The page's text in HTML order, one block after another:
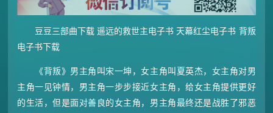
豆豆三部曲下载 遥远的救世主电子书 天幕红尘电子书 背叛
电子书下载
《背叛》男主角叫宋一坤，女主角叫夏英杰，女主角对男
主角一见钟情，男主角一步步接近女主角，给女主角提供更好
的生活，但是面对善良的女主角，男主角最终还是战胜了邪恶